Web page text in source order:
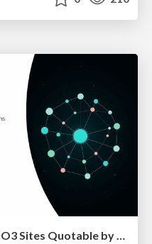
Invisible to AI? Making TYPO3 Sites Quotable by AI Search Systems